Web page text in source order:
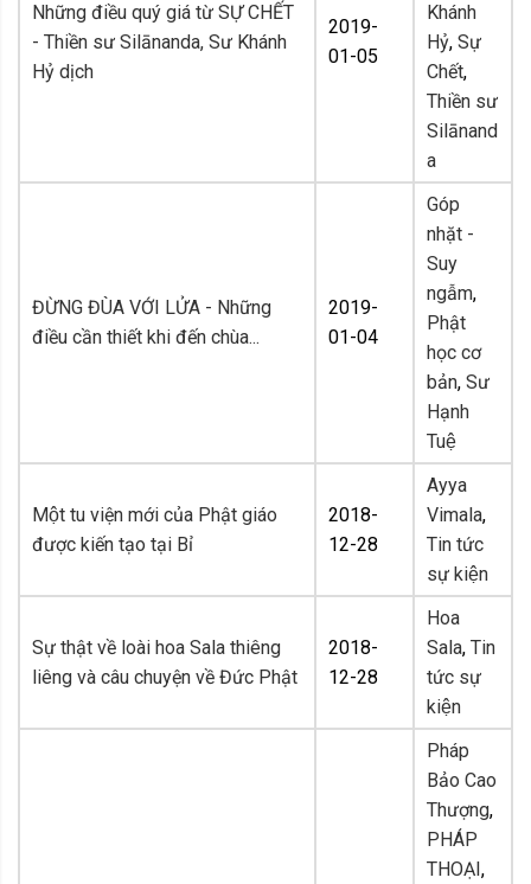
Những điều quý giá từ SỰ CHẾT
- Thiền sư Silānanda, Sư Khánh
Hỷ dịch
2019-
01-05
Khánh
Hỷ, Sự
Chết,
Thiền sư
Silānand
a
ĐỪNG ĐÙA VỚI LỬA - Những
điều cần thiết khi đến chùa...
2019-
01-04
Góp
nhặt -
Suy
ngẫm,
Phật
học cơ
bản, Sư
Hạnh
Tuệ
Một tu viện mới của Phật giáo
được kiến tạo tại Bỉ
2018-
12-28
Ayya
Vimala,
Tin tức
sự kiện
Sự thật về loài hoa Sala thiêng
liêng và câu chuyện về Đức Phật
2018-
12-28
Hoa
Sala, Tin
tức sự
kiện
Pháp
Bảo Cao
Thượng,
PHÁP
THOẠI,